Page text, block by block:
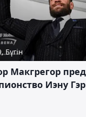
Бүгін
Макгрегор
Иэну